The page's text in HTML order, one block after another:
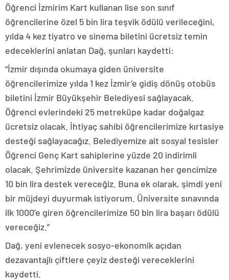
Öğrenci İzmirim Kart kullanan lise son sınıf
öğrencilerine özel 5 bin lira teşvik ödülü verileceğini,
yılda 4 kez tiyatro ve sinema biletini ücretsiz temin
edeceklerini anlatan Dağ, şunları kaydetti:
“İzmir dışında okumaya giden üniversite
öğrencilerimize yılda 1 kez İzmir’e gidiş dönüş otobüs
biletini İzmir Büyükşehir Belediyesi sağlayacak.
Öğrenci evlerindeki 25 metreküpe kadar doğalgaz
ücretsiz olacak. İhtiyaç sahibi öğrencilerimize kırtasiye
desteği sağlayacağız. Belediyemize ait sosyal tesisler
Öğrenci Genç Kart sahiplerine yüzde 20 indirimli
olacak. Şehrimizde üniversite kazanan her gencimize
10 bin lira destek vereceğiz. Buna ek olarak, şimdi yeni
bir müjdeyi duyurmak istiyorum. Üniversite sınavında
ilk 1000’e giren öğrencilerimize 50 bin lira başarı ödülü
vereceğiz.”
Dağ, yeni evlenecek sosyo-ekonomik açıdan
dezavantajlı çiftlere çeyiz desteği vereceklerini
kaydetti.